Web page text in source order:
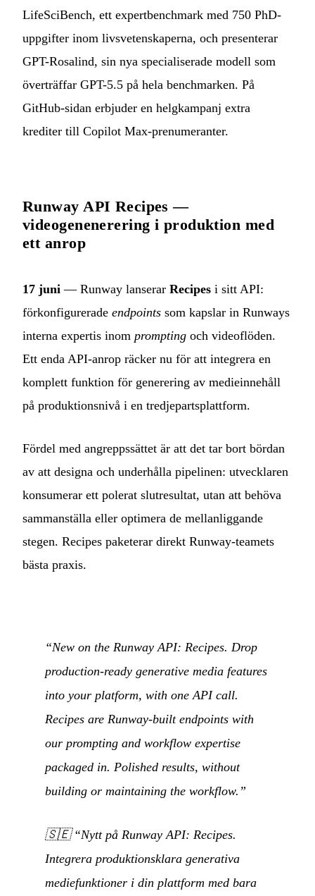
LifeSciBench, ett expertbenchmark med 750 PhD-
uppgifter inom livsvetenskaperna, och presenterar
GPT-Rosalind, sin nya specialiserade modell som
överträffar GPT-5.5 på hela benchmarken. På
GitHub-sidan erbjuder en helgkampanj extra
krediter till Copilot Max-prenumeranter.
Runway API Recipes —
videogenenerering i produktion med
ett anrop
17 juni — Runway lanserar Recipes i sitt API:
förkonfigurerade endpoints som kapslar in Runways
interna expertis inom prompting och videoflöden.
Ett enda API-anrop räcker nu för att integrera en
komplett funktion för generering av medieinnehåll
på produktionsnivå i en tredjepartsplattform.
Fördel med angreppssättet är att det tar bort bördan
av att designa och underhålla pipelinen: utvecklaren
konsumerar ett polerat slutresultat, utan att behöva
sammanställa eller optimera de mellanliggande
stegen. Recipes paketerar direkt Runway-teamets
bästa praxis.
“New on the Runway API: Recipes. Drop
production-ready generative media features
into your platform, with one API call.
Recipes are Runway-built endpoints with
our prompting and workflow expertise
packaged in. Polished results, without
building or maintaining the workflow.”
🇸🇪“Nytt på Runway API: Recipes.
Integrera produktionsklara generativa
mediefunktioner i din plattform med bara